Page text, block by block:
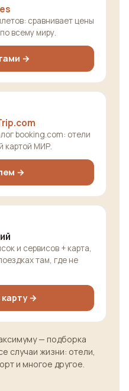
сравнивает цены
всему миру.
→
booking.com: отели
картой МИР.
→
и сервисов + карта,
там, где не
→
— подборка
случаи жизни: отели,
и многое другое.